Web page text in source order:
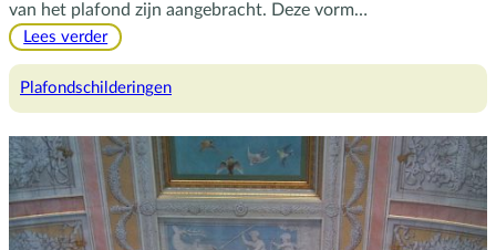
van het plafond zijn aangebracht. Deze vorm…
Lees verder:
Plafondschilderingen